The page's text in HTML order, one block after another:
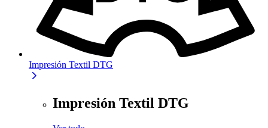
Impresión Textil DTG
Impresión Textil DTG